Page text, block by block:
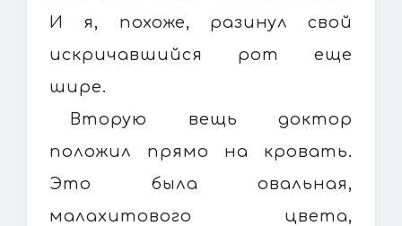
И я, похоже, разинул свой
искричавшийся рот еще
шире.
Вторую вещь доктор
положил прямо на кровать.
Это была овальная,
малахитового цвета,